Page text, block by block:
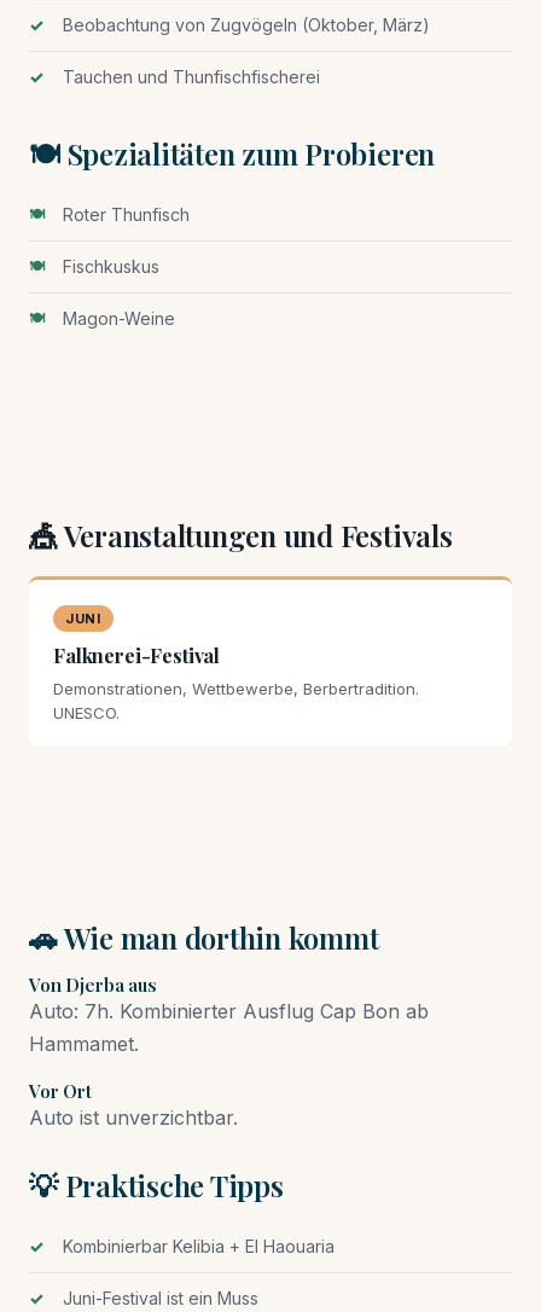
Beobachtung von Zugvögeln (Oktober, März)
Tauchen und Thunfischfischerei
🍽️ Spezialitäten zum Probieren
Roter Thunfisch
Fischkuskus
Magon-Weine
🎪 Veranstaltungen und Festivals
JUNI
Falknerei-Festival
Demonstrationen, Wettbewerbe, Berbertradition.
UNESCO.
🚗 Wie man dorthin kommt
Von Djerba aus
Auto: 7h. Kombinierter Ausflug Cap Bon ab
Hammamet.
Vor Ort
Auto ist unverzichtbar.
💡 Praktische Tipps
Kombinierbar Kelibia + El Haouaria
Juni-Festival ist ein Muss